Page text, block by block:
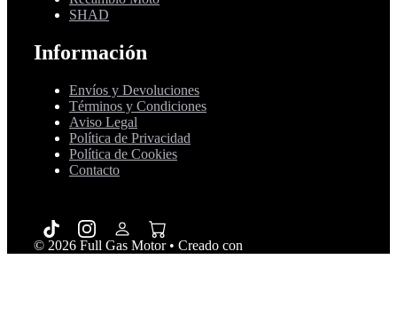
SHAD
Información
Envíos y Devoluciones
Términos y Condiciones
Aviso Legal
Política de Privacidad
Política de Cookies
Contacto
© 2026 Full Gas Motor• Creado con